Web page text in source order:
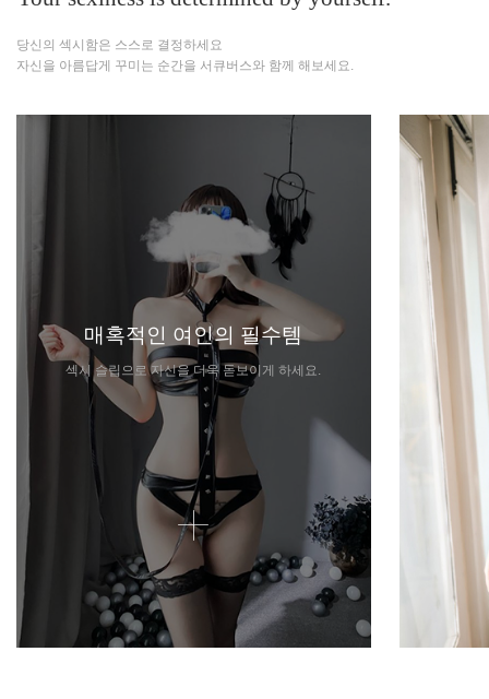
당신의 섹시함은 스스로 결정하세요
자신을 아름답게 꾸미는 순간을 서큐버스와 함께 해보세요.
매혹적인 여인의 필수템
섹시 슬립으로 자신을 더욱 돋보이게 하세요.